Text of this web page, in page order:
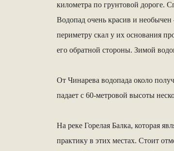
километра по грунтовой дороге.
Водопад очень красив и
периметру скал у их основания
его обратной стороны. Зимой
От Чинарева водопада около
падает с 60-метровой высоты
На реке Горелая Балка, которая
практику в этих местах. Стоит